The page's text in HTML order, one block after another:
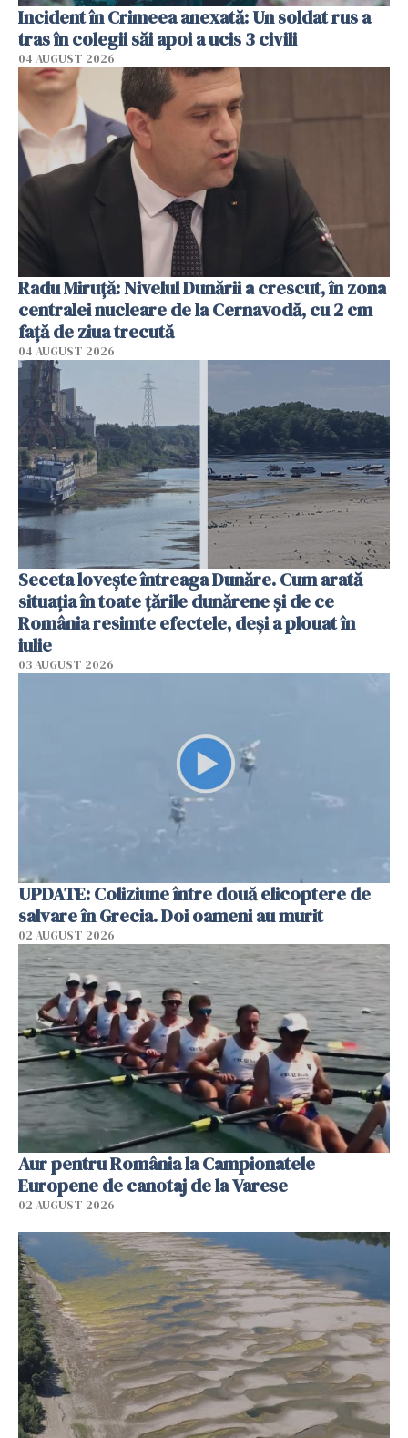
Incident în Crimeea anexată: Un soldat rus a
tras în colegii săi apoi a ucis 3 civili
04 AUGUST 2026
Radu Miruţă: Nivelul Dunării a crescut, în zona
centralei nucleare de la Cernavodă, cu 2 cm
faţă de ziua trecută
04 AUGUST 2026
Seceta lovește întreaga Dunăre. Cum arată
situația în toate țările dunărene și de ce
România resimte efectele, deși a plouat în
iulie
03 AUGUST 2026
UPDATE: Coliziune între două elicoptere de
salvare în Grecia. Doi oameni au murit
02 AUGUST 2026
Aur pentru România la Campionatele
Europene de canotaj de la Varese
02 AUGUST 2026